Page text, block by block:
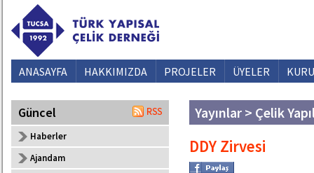
ANASAYFA HAKKIMIZDA PROJELER ÜYELER
Güncel
Haberler
Ajandam
Yayınlar > Çelik
DDY Zirvesi